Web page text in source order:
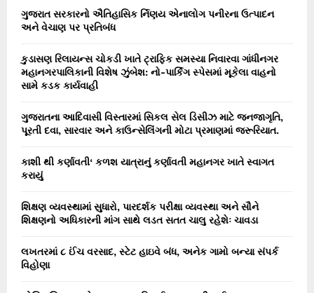
ગુજરાત સરકારનો ઐતિહાસિક ર્નિણય એનાલોગ પનીરના ઉત્પાદન
અને વેચાણ પર પ્રતિબંધ
કુડાસણ રિલાયન્સ ચોકડી ખાતે ટ્રાફિક સમસ્યા નિવારવા ગાંધીનગર
મહાનગરપાલિકાની વિશેષ ઝુંબેશ: નો-પાર્કિંગ સ્પેસમાં મૂકેલા વાહનો
સામે કડક કાર્યવાહી
ગુજરાતના આદિવાસી વિસ્તારમાં સિકલ સેલ ડિસીઝ માટે જનજાગૃતિ,
પૂરતી દવા, સારવાર અને કાઉન્સેલિંગની મોટા પ્રમાણમાં જરૂરિયાત.
કાશી થી કર્ણાવતી‘ કળશ યાત્રાનું કર્ણાવતી મહાનગર ખાતે સ્વાગત
કરાયું
શિક્ષણ વ્યવસ્થામાં સુધારો, પારદર્શક પરીક્ષા વ્યવસ્થા અને સૌને
શિક્ષણનો અધિકારની માંગ સાથે લડત સતત ચાલુ રહેશેઃ ચાવડા
લખતરમાં ૮ ઈંચ વરસાદ, સ્ટેટ હાઇવે બંધ, અનેક ગામો બન્યા સંપર્ક
વિહોણા